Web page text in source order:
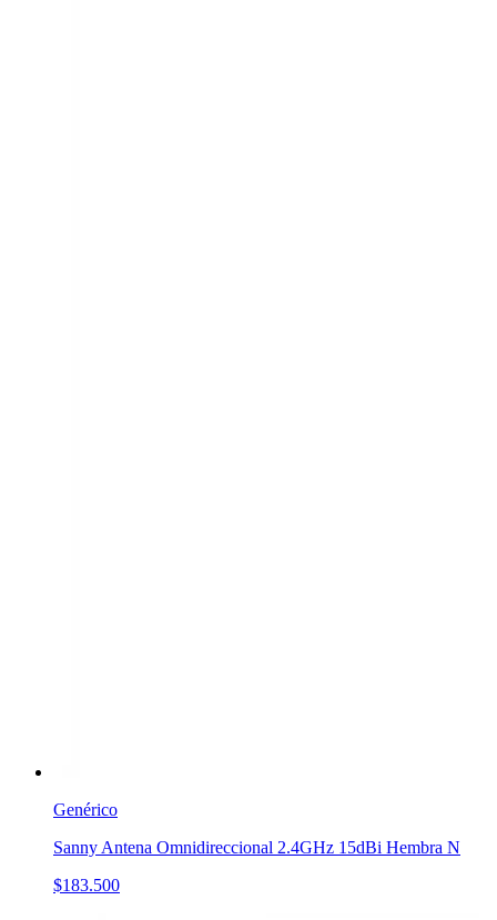
Genérico
Sanny Antena Omnidireccional 2.4GHz 15dBi Hembra N
$183.500